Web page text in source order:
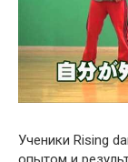
Ученики Rising